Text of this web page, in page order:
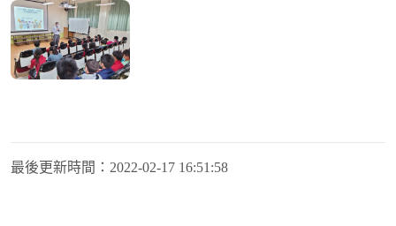
最後更新時間： 2022-02-17 16:51:58